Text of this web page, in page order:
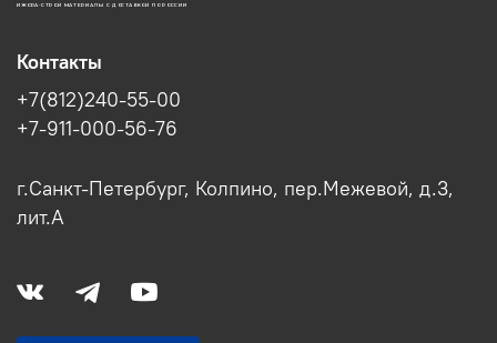
ИЖОРА-СТРОЙ МАТЕРИАЛЫ С ДОСТАВКОЙ ПО РОССИИ
Контакты
+7(812)240-55-00
+7-911-000-56-76
г.Санкт-Петербург, Колпино, пер.Межевой, д.3,
лит.А